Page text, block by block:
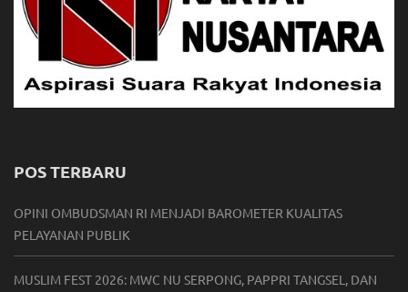
POS TERBARU
OPINI OMBUDSMAN RI MENJADI BAROMETER KUALITAS
PELAYANAN PUBLIK
MUSLIM FEST 2026: MWC NU SERPONG, PAPPRI TANGSEL, DAN